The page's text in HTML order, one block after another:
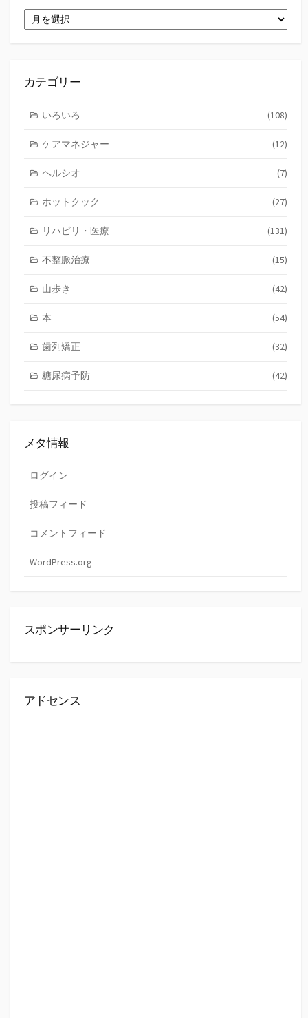
れ
記
カテゴリー
いろいろ (108)
ケアマネジャー (12)
ヘルシオ (7)
ホットクック (27)
リハビリ・医療 (131)
不整脈治療 (15)
山歩き (42)
本 (54)
歯列矯正 (32)
糖尿病予防 (42)
メタ情報
ログイン
投稿フィード
コメントフィード
WordPress.org
スポンサーリンク
アドセンス